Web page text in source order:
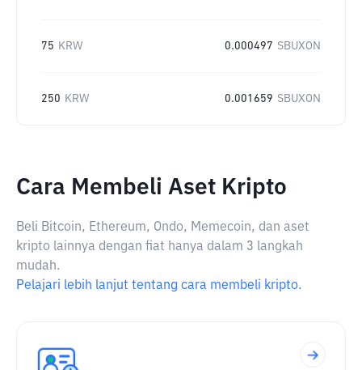
75 KRW 0.000497 SBUXON
250 KRW 0.001659 SBUXON
Cara Membeli Aset Kripto
Beli Bitcoin, Ethereum, Ondo, Memecoin, dan aset
kripto lainnya dengan fiat hanya dalam 3 langkah
mudah.
Pelajari lebih lanjut tentang cara membeli kripto.